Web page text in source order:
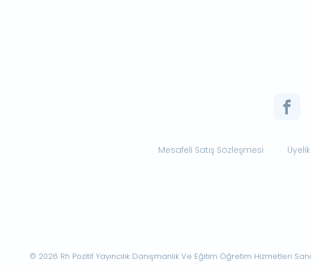
Mesafeli Satış Sözleşmesi
© 2026 Rh Pozitif Yayıncılık Danışmanlık Ve Eğitim Öğretim Hizmetleri